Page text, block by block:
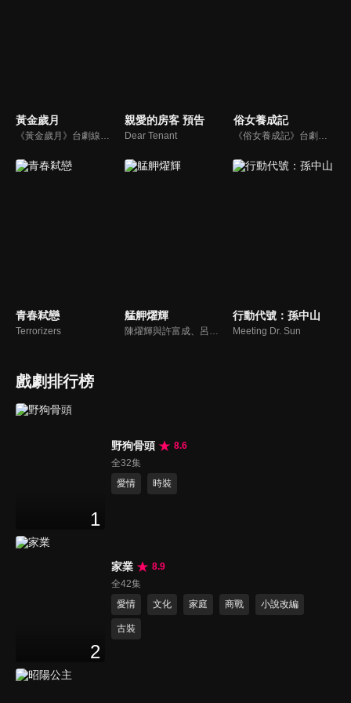
黃金歲月
《黃金歲月》台劇線上看。講述臺灣八十年代的秀場風華，一列火車，載走了一個媽媽對女兒的虧欠，卻也意外促成一段萍水相逢的緣份…一個到處趕秀的表演家庭，第一次來到繁華的台北城落腳，他們將遇見多少精彩的傳奇人物？又親眼目睹多少明星的辛酸奮鬥故事？讓我們一起重回那個最閃亮的歌廳秀年代…
親愛的房客 預告
Dear Tenant
俗女養成記
《俗女養成記》台劇線上看。陳嘉玲（謝盈萱），一個不像台北女生的台南女生。年屆39歲的她，沒房沒車也沒有老公沒小孩。當年不惜引發家庭革命也要離開家鄉的她，在台北奮鬥了近二十年，到頭來竟然是一場空？ 過去一直追求「淑女」的夢想，卻在跨入40歲大關的時候，開始認清自己其實是個「俗女」。
青春弒戀
Terrorizers
艋舺燿輝 行動代號：孫中山
Meeting Dr. Sun
戲劇排行榜
1
野狗骨頭
8.6
全32集
愛情
時裝
2
家業
8.9
全42集
愛情
文化 家庭 商戰 小說改編
古裝